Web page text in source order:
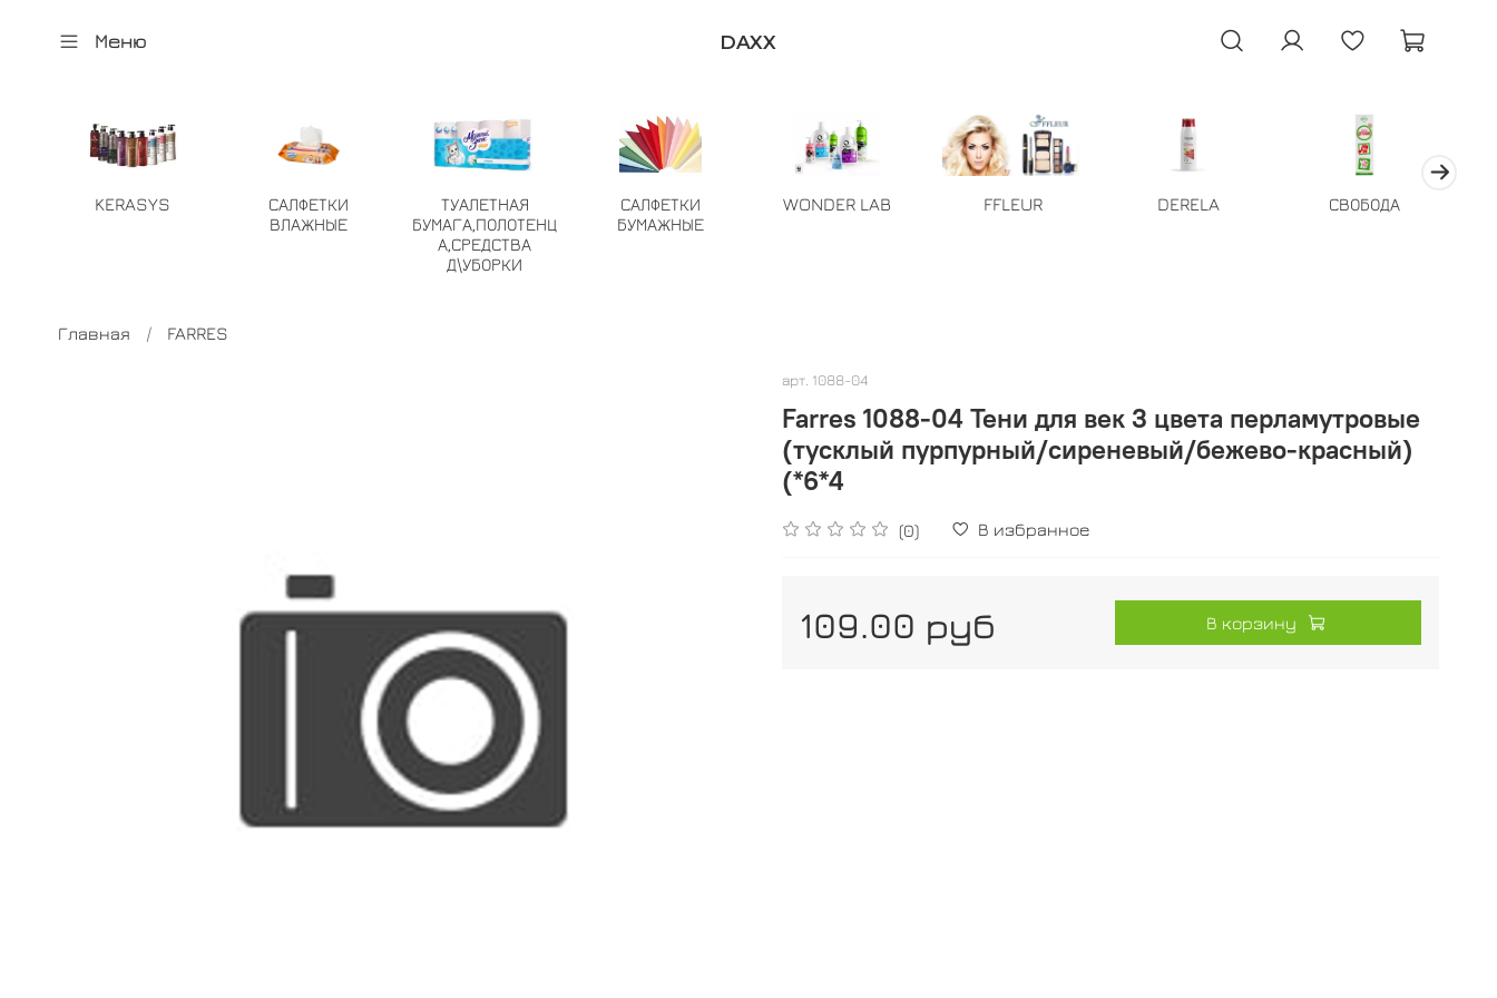
Меню DAXX
KERASYS
САЛФЕТКИ
ВЛАЖНЫЕ
ТУАЛЕТНАЯ
БУМАГА,ПОЛОТЕНЦ
А,СРЕДСТВА
Д\УБОРКИ
САЛФЕТКИ
БУМАЖНЫЕ
WONDER LAB FFLEUR DERELA СВОБОДА
Главная FARRES
арт. 1088-04
Farres 1088-04 Тени для век 3 цвета перламутровые
(тусклый пурпурный/сиреневый/бежево-красный)
(*6*4
(0) В избранное
109.00 руб В корзину